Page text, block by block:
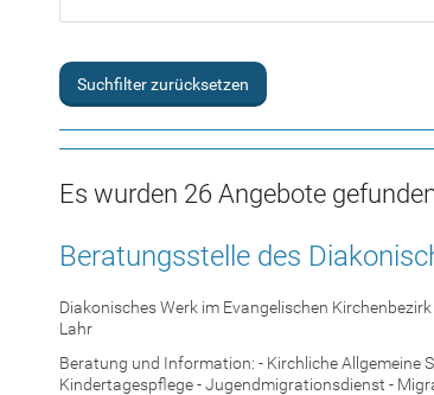
Suchfilter zurücksetzen
Es wurden 26 Angebote
Beratungsstelle des
Diakonisches Werk im Evangelischen
Lahr
Beratung und Information: - Kirchliche
Kindertagespflege - Jugendmigrationsdienst -